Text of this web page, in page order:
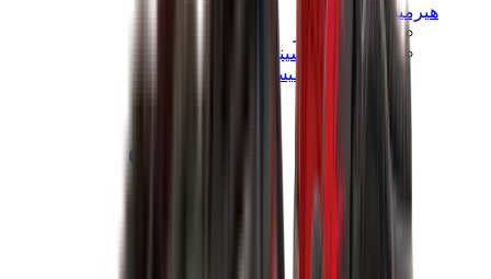
هيرميس
هيرميس شيبر
هيرميس باونسينج
هيرميس